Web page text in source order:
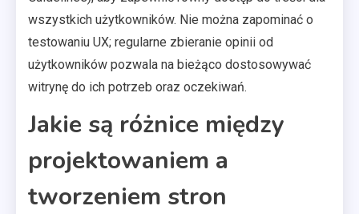
wszystkich użytkowników. Nie można zapominać o
testowaniu UX; regularne zbieranie opinii od
użytkowników pozwala na bieżąco dostosowywać
witrynę do ich potrzeb oraz oczekiwań.
Jakie są różnice między
projektowaniem a
tworzeniem stron